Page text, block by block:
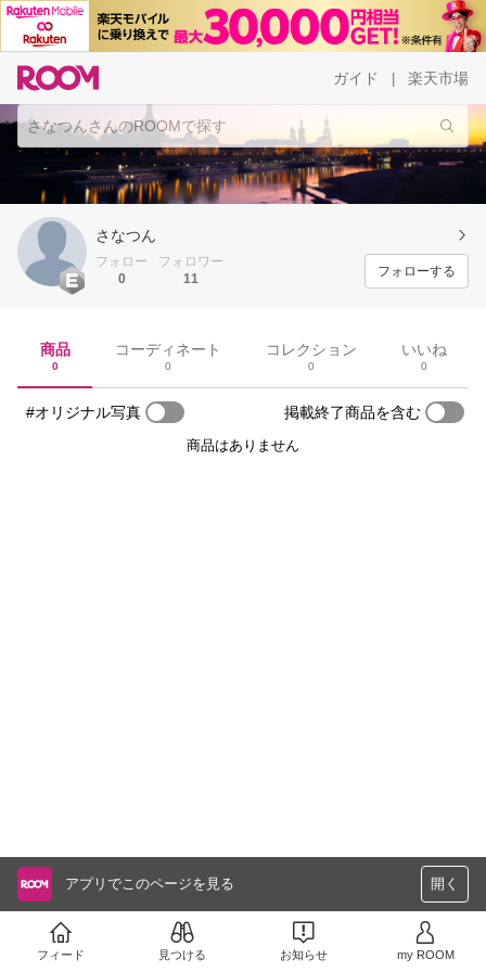
ガイド 楽天市場
さなつん
フォロー
0
フォロワー
11
フォローする
商品
0
コーディネート
0
コレクション
0
いいね
0
#オリジナル写真 掲載終了商品を含む
商品はありません
アプリでこのページを見る 開く
フィード 見つける お知らせ my ROOM